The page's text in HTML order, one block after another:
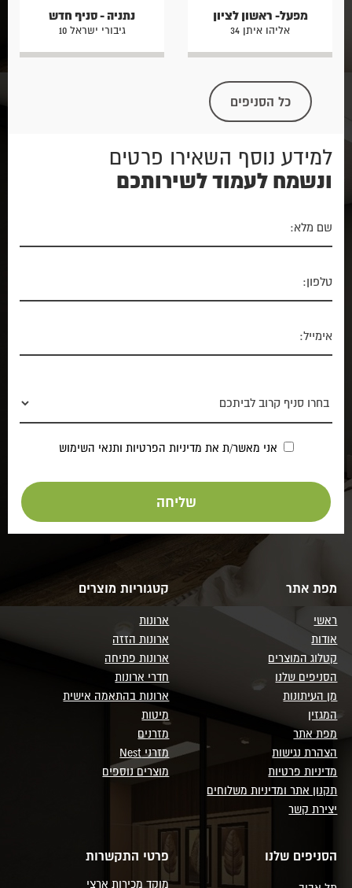
מפעל- ראשון לציון
אליהו איתן 34
נתניה - סניף חדש
גיבורי ישראל 10
כל הסניפים
למידע נוסף השאירו פרטים
ונשמח לעמוד לשירותכם
אני מאשר/ת את מדיניות הפרטיות ותנאי השימוש
מפת אתר
ראשי
אודות
קטלוג המוצרים
הסניפים שלנו
מן העיתונות
המגזין
מפת אתר
הצהרת נגישות
מדיניות פרטיות
תקנון אתר ומדיניות משלוחים
יצירת קשר
קטגוריות מוצרים
ארונות
ארונות הזזה
ארונות פתיחה
חדרי ארונות
ארונות בהתאמה אישית
מיטות
מזרנים
מזרני Nest
מוצרים נוספים
הסניפים שלנו פרטי התקשרות
מוקד מכירות ארצי